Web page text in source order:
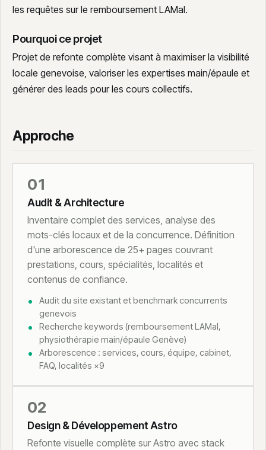
les requêtes sur le remboursement LAMal.
Pourquoi ce projet
Projet de refonte complète visant à maximiser la visibilité
locale genevoise, valoriser les expertises main/épaule et
générer des leads pour les cours collectifs.
Approche
01
Audit & Architecture
Inventaire complet des services, analyse des
mots-clés locaux et de la concurrence. Définition
d'une arborescence de 25+ pages couvrant
prestations, cours, spécialités, localités et
contenus de confiance.
Audit du site existant et benchmark concurrents
genevois
Recherche keywords (remboursement LAMal,
physiothérapie main/épaule Genève)
Arborescence : services, cours, équipe, cabinet,
FAQ, localités ×9
02
Design & Développement Astro
Refonte visuelle complète sur Astro avec stack